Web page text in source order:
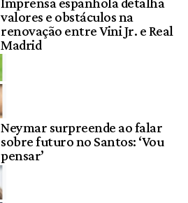
valores e obstáculos na
renovação entre Vini Jr. e Real
Madrid
Neymar surpreende ao falar
sobre futuro no Santos: ‘Vou
pensar’